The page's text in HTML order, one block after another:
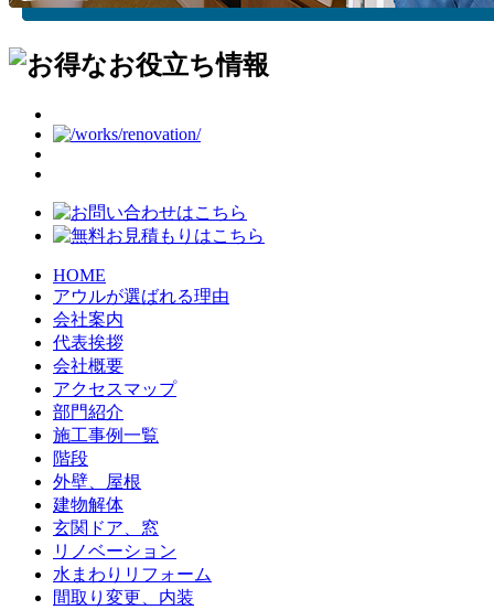
HOME
アウルが選ばれる理由
会社案内
代表挨拶
会社概要
アクセスマップ
部門紹介
施工事例一覧
階段
外壁、屋根
建物解体
玄関ドア、窓
リノベーション
水まわりリフォーム
間取り変更、内装